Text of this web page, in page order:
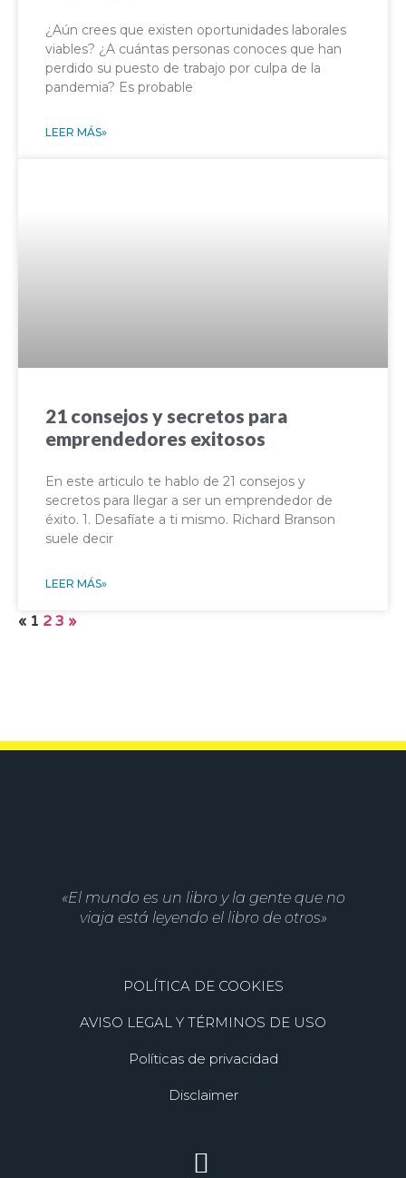
¿Aún crees que existen oportunidades laborales
viables? ¿A cuántas personas conoces que han
perdido su puesto de trabajo por culpa de la
pandemia? Es probable
LEER MÁS»
21 consejos y secretos para
emprendedores exitosos
En este articulo te hablo de 21 consejos y
secretos para llegar a ser un emprendedor de
éxito. 1. Desafíate a ti mismo. Richard Branson
suele decir
LEER MÁS»
« 1 2 3 »
«El mundo es un libro y la gente que no
viaja está leyendo el libro de otros»
POLÍTICA DE COOKIES
AVISO LEGAL Y TÉRMINOS DE USO
Políticas de privacidad
Disclaimer